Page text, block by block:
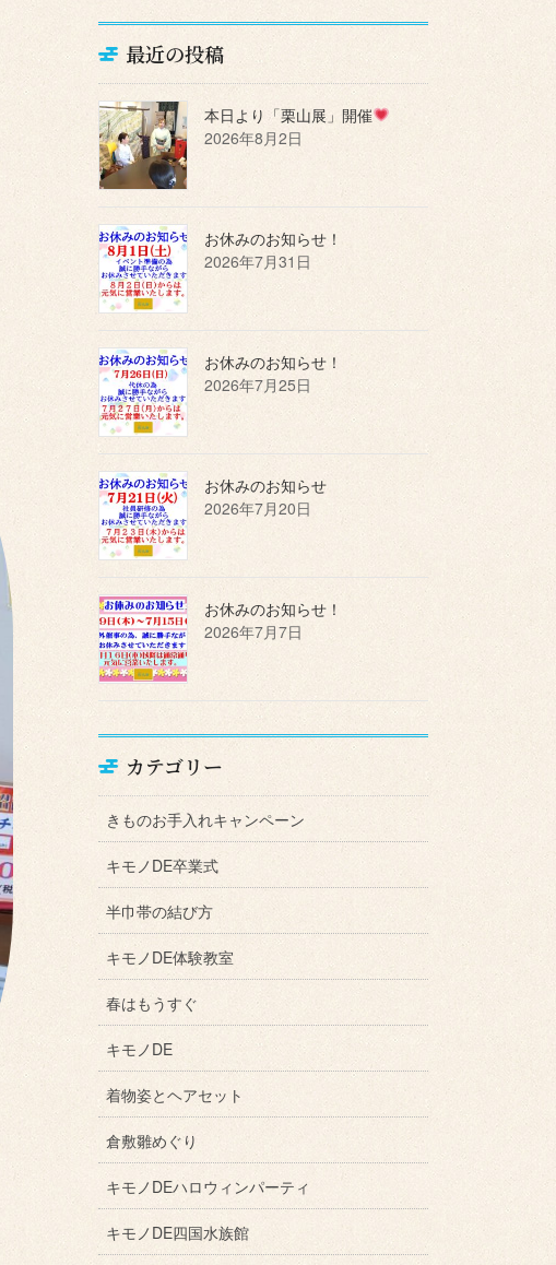
最近の投稿
本日より「栗山展」開催
2026年8月2日
お休みのお知らせ！
2026年7月31日
お休みのお知らせ！
2026年7月25日
お休みのお知らせ
2026年7月20日
お休みのお知らせ！
2026年7月7日
カテゴリー
きものお手入れキャンペーン
キモノDE卒業式
半巾帯の結び方
キモノDE体験教室
春はもうすぐ
キモノDE
着物姿とヘアセット
倉敷雛めぐり
キモノDEハロウィンパーティ
キモノDE四国水族館